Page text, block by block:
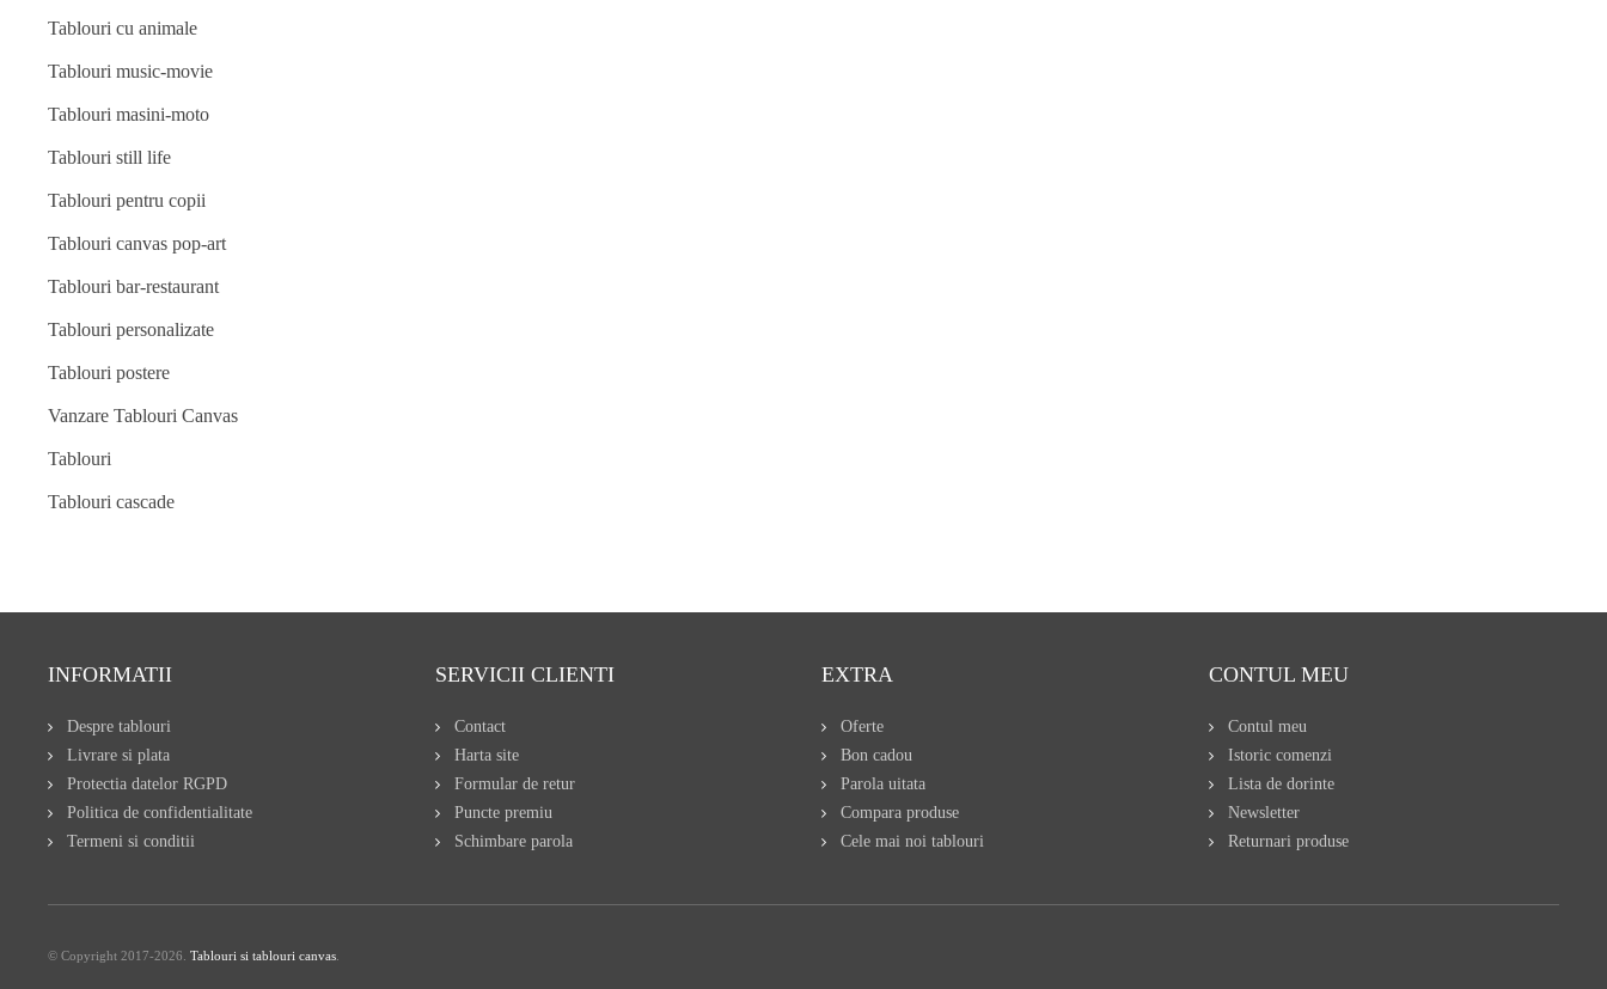
Tablouri cu animale
Tablouri music-movie
Tablouri masini-moto
Tablouri still life
Tablouri pentru copii
Tablouri canvas pop-art
Tablouri bar-restaurant
Tablouri personalizate
Tablouri postere
Vanzare Tablouri Canvas
Tablouri
Tablouri cascade
INFORMATII
Despre tablouri
Livrare si plata
Protectia datelor RGPD
Politica de confidentialitate
Termeni si conditii
SERVICII CLIENTI
Contact
Harta site
Formular de retur
Puncte premiu
Schimbare parola
EXTRA
Oferte
Bon cadou
Parola uitata
Compara produse
Cele mai noi tablouri
CONTUL MEU
Contul meu
Istoric comenzi
Lista de dorinte
Newsletter
Returnari produse
© Copyright 2017-2026. Tablouri si tablouri canvas